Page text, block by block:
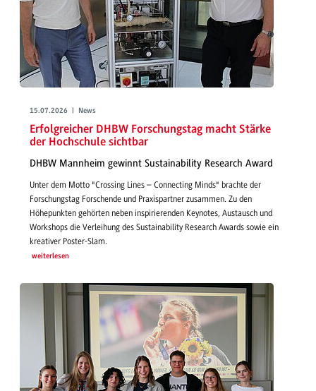
15.07.2026 | News
Erfolgreicher DHBW Forschungstag macht Stärke
der Hochschule sichtbar
DHBW Mannheim gewinnt Sustainability Research Award
Unter dem Motto "Crossing Lines – Connecting Minds" brachte der
Forschungstag Forschende und Praxispartner zusammen. Zu den
Höhepunkten gehörten neben inspirierenden Keynotes, Austausch und
Workshops die Verleihung des Sustainability Research Awards sowie ein
kreativer Poster-Slam.
weiterlesen